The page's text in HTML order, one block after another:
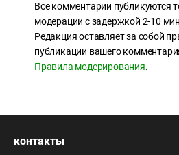
Все комментарии публикуются
модерации с задержкой 2-10
Редакция оставляет за собой
публикации вашего
Правила модерирования.
контакты